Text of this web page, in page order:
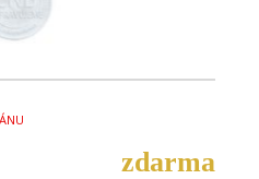
zdarma